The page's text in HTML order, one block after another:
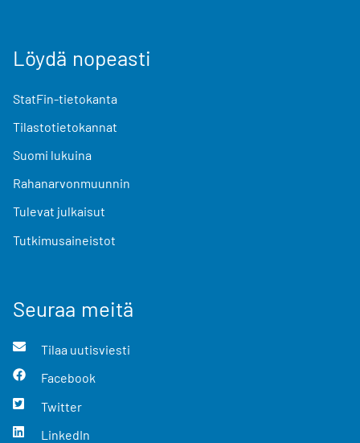
Löydä nopeasti
StatFin-tietokanta
Tilastotietokannat
Suomi lukuina
Rahanarvonmuunnin
Tulevat julkaisut
Tutkimusaineistot
Seuraa meitä
Tilaa uutisviesti
Facebook
Twitter
LinkedIn